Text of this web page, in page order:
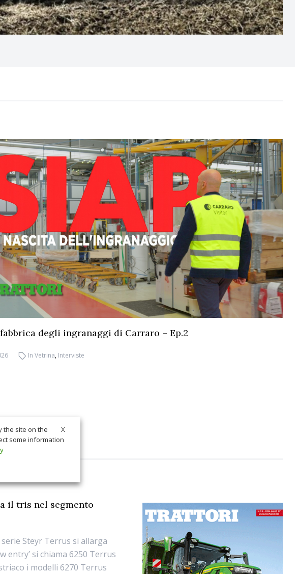
fabbrica degli ingranaggi di Carraro – Ep.2
In Vetrina, Interviste
il tris nel segmento
Steyr Terrus si allarga
entry’ si chiama 6250 Terrus
i modelli 6270 Terrus
X
the site on the
some information